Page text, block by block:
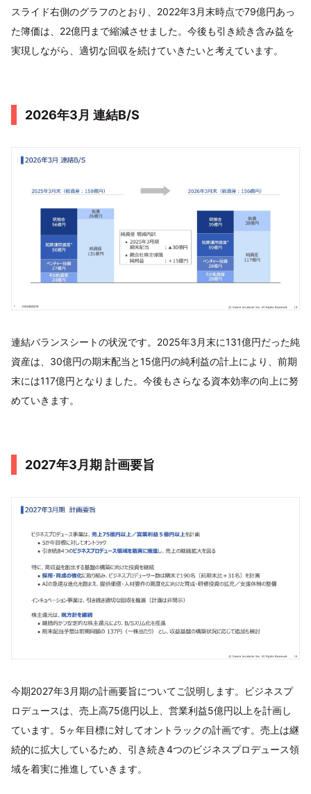
スライド右側のグラフのとおり、2022年3月末時点で79億円あっ
た簿価は、22億円まで縮減させました。今後も引き続き含み益を
実現しながら、適切な回収を続けていきたいと考えています。
2026年3月 連結B/S
連結バランスシートの状況です。2025年3月末に131億円だった純
資産は、30億円の期末配当と15億円の純利益の計上により、前期
末には117億円となりました。今後もさらなる資本効率の向上に努
めていきます。
2027年3月期 計画要旨
今期2027年3月期の計画要旨についてご説明します。ビジネスプ
ロデュースは、売上高75億円以上、営業利益5億円以上を計画し
ています。5ヶ年目標に対してオントラックの計画です。売上は継
続的に拡大しているため、引き続き4つのビジネスプロデュース領
域を着実に推進していきます。